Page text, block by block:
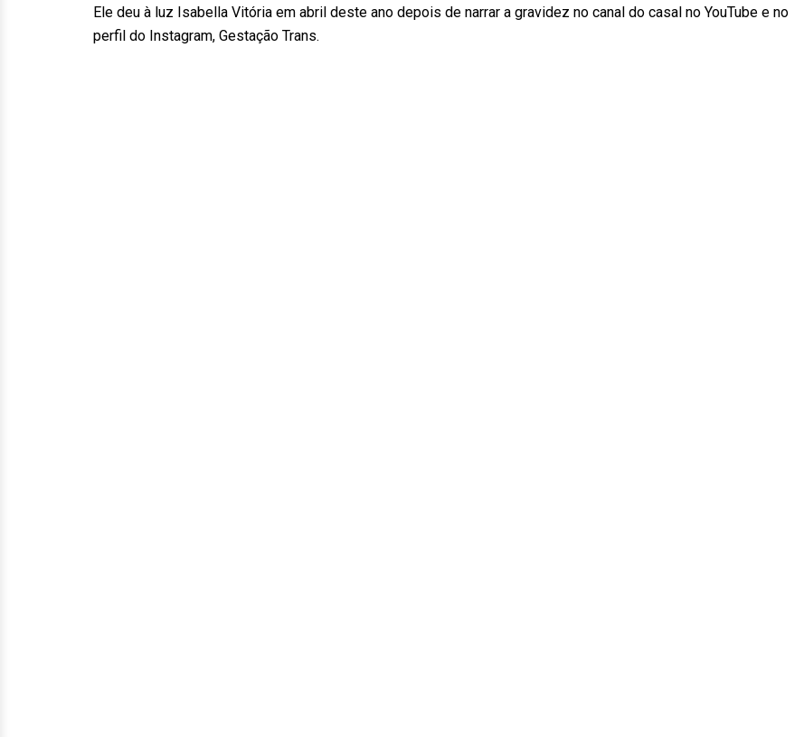
Ele deu à luz Isabella Vitória em abril deste ano depois de narrar a gravidez no canal do casal no YouTube e no
perfil do Instagram, Gestação Trans.